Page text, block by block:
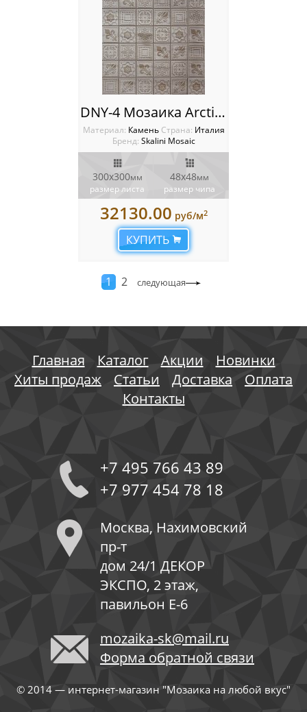
DNY-4 Мозаика Arctic stone Dynasty
Материал: Камень Cтрана: Италия
Бренд: Skalini Mosaic
300x300мм
размер листа
48x48мм
размер чипа
32130.00 руб/м2
КУПИТЬ
1 2 следующая
Главная Каталог Акции
Новинки
Хиты продаж
Статьи Доставка
Оплата
Контакты
+7 495 766 43 89
+7 977 454 78 18
Москва, Нахимовский
пр-т
дом 24/1 ДЕКОР
ЭКСПО, 2 этаж,
павильон Е-6
mozaika-sk@mail.ru
Форма обратной связи
© 2014 — интернет-магазин "Мозаика на любой вкус"